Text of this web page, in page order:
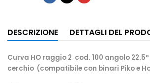
DESCRIZIONE DETTAGLI DEL
Curva HO raggio 2 cod. 100 angolo 22.5°
cerchio (compatibile con binari Piko e